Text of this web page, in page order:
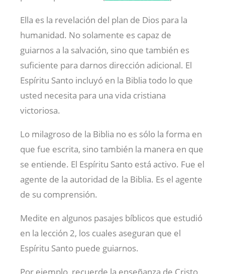
Ella es la revelación del plan de Dios para la
humanidad. No solamente es capaz de
guiarnos a la salvación, sino que también es
suficiente para darnos dirección adicional. El
Espíritu Santo incluyó en la Biblia todo lo que
usted necesita para una vida cristiana
victoriosa.
Lo milagroso de la Biblia no es sólo la forma en
que fue escrita, sino también la manera en que
se entiende. El Espíritu Santo está activo. Fue el
agente de la autoridad de la Biblia. Es el agente
de su comprensión.
Medite en algunos pasajes bíblicos que estudió
en la lección 2, los cuales aseguran que el
Espíritu Santo puede guiarnos.